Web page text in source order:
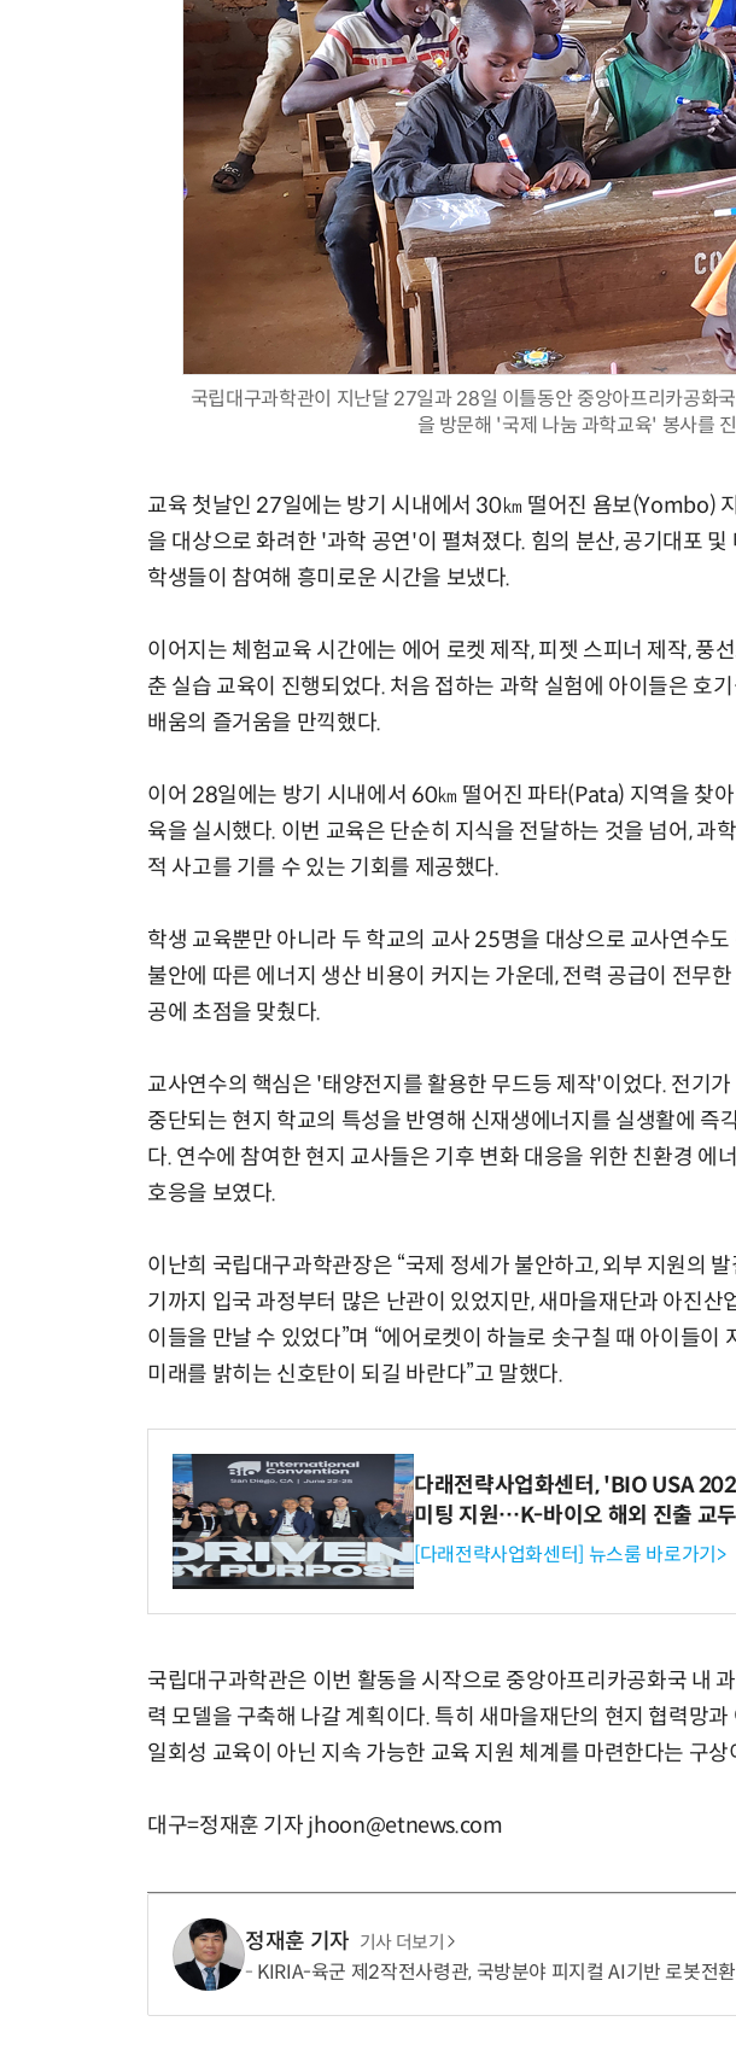
국립대구과학관이 지난달 27일과 28일 이틀동안 중앙아프리카공화
을 방문해 '국제 나눔 과학교육' 봉사를
교육 첫날인 27일에는 방기 시내에서 30㎞ 떨어진 욤보(Yombo)
을 대상으로 화려한 '과학 공연'이 펼쳐졌다. 힘의 분산, 공기대포
학생들이 참여해 흥미로운 시간을 보냈다.
이어지는 체험교육 시간에는 에어 로켓 제작, 피젯 스피너 제작, 풍
춘 실습 교육이 진행되었다. 처음 접하는 과학 실험에 아이들은 호
배움의 즐거움을 만끽했다.
이어 28일에는 방기 시내에서 60㎞ 떨어진 파타(Pata) 지역을 찾
육을 실시했다. 이번 교육은 단순히 지식을 전달하는 것을 넘어, 과
적 사고를 기를 수 있는 기회를 제공했다.
학생 교육뿐만 아니라 두 학교의 교사 25명을 대상으로 교사연수도
불안에 따른 에너지 생산 비용이 커지는 가운데, 전력 공급이 전무
공에 초점을 맞췄다.
교사연수의 핵심은 '태양전지를 활용한 무드등 제작'이었다. 전기
중단되는 현지 학교의 특성을 반영해 신재생에너지를 실생활에 즉
다. 연수에 참여한 현지 교사들은 기후 변화 대응을 위한 친환경 에
호응을 보였다.
이난희 국립대구과학관장은 “국제 정세가 불안하고, 외부 지원의
기까지 입국 과정부터 많은 난관이 있었지만, 새마을재단과 아진산
이들을 만날 수 있었다”며 “에어로켓이 하늘로 솟구칠 때 아이들이
미래를 밝히는 신호탄이 되길 바란다”고 말했다.
다래전략사업화센터, 'BIO USA
미팅 지원…K-바이오 해외 진출 교
[다래전략사업화센터] 뉴스룸 바로가기>
국립대구과학관은 이번 활동을 시작으로 중앙아프리카공화국 내
력 모델을 구축해 나갈 계획이다. 특히 새마을재단의 현지 협력망
일회성 교육이 아닌 지속 가능한 교육 지원 체계를 마련한다는 구상
대구=정재훈 기자 jhoon@etnews.com
정재훈 기자 기사 더보기
KIRIA-육군 제2작전사령관, 국방분야 피지컬 AI기반 로봇전
AI Native Enterprise를 지원하는 AI Ready Data 플랫폼 활용 전략